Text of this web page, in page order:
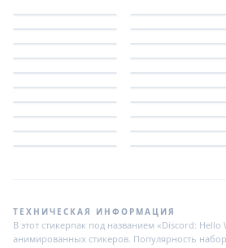
ТЕХНИЧЕСКАЯ ИНФОРМАЦИЯ
В этот стикерпак под названием «Discord: Hello
анимированных стикеров. Популярность